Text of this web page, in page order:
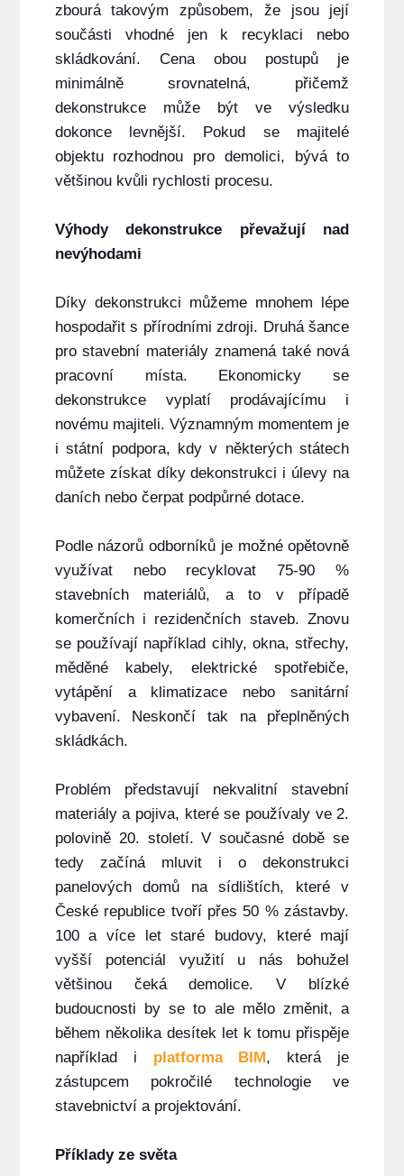
zbourá takovým způsobem, že jsou její
součásti vhodné jen k recyklaci nebo
skládkování. Cena obou postupů je
minimálně srovnatelná, přičemž
dekonstrukce může být ve výsledku
dokonce levnější. Pokud se majitelé
objektu rozhodnou pro demolici, bývá to
většinou kvůli rychlosti procesu.
Výhody dekonstrukce převažují nad
nevýhodami
Díky dekonstrukci můžeme mnohem lépe
hospodařit s přírodními zdroji. Druhá šance
pro stavební materiály znamená také nová
pracovní místa. Ekonomicky se
dekonstrukce vyplatí prodávajícímu i
novému majiteli. Významným momentem je
i státní podpora, kdy v některých státech
můžete získat díky dekonstrukci i úlevy na
daních nebo čerpat podpůrné dotace.
Podle názorů odborníků je možné opětovně
využívat nebo recyklovat 75-90 %
stavebních materiálů, a to v případě
komerčních i rezidenčních staveb. Znovu
se používají například cihly, okna, střechy,
měděné kabely, elektrické spotřebiče,
vytápění a klimatizace nebo sanitární
vybavení. Neskončí tak na přeplněných
skládkách.
Problém představují nekvalitní stavební
materiály a pojiva, které se používaly ve 2.
polovině 20. století. V současné době se
tedy začíná mluvit i o dekonstrukci
panelových domů na sídlištích, které v
České republice tvoří přes 50 % zástavby.
100 a více let staré budovy, které mají
vyšší potenciál využití u nás bohužel
většinou čeká demolice. V blízké
budoucnosti by se to ale mělo změnit, a
během několika desítek let k tomu přispěje
například i platforma BIM , která je
zástupcem pokročilé technologie ve
stavebnictví a projektování.
Příklady ze světa